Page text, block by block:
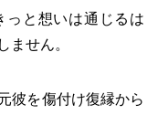
っと想いは通じるは
ません。
彼を傷付け復縁から